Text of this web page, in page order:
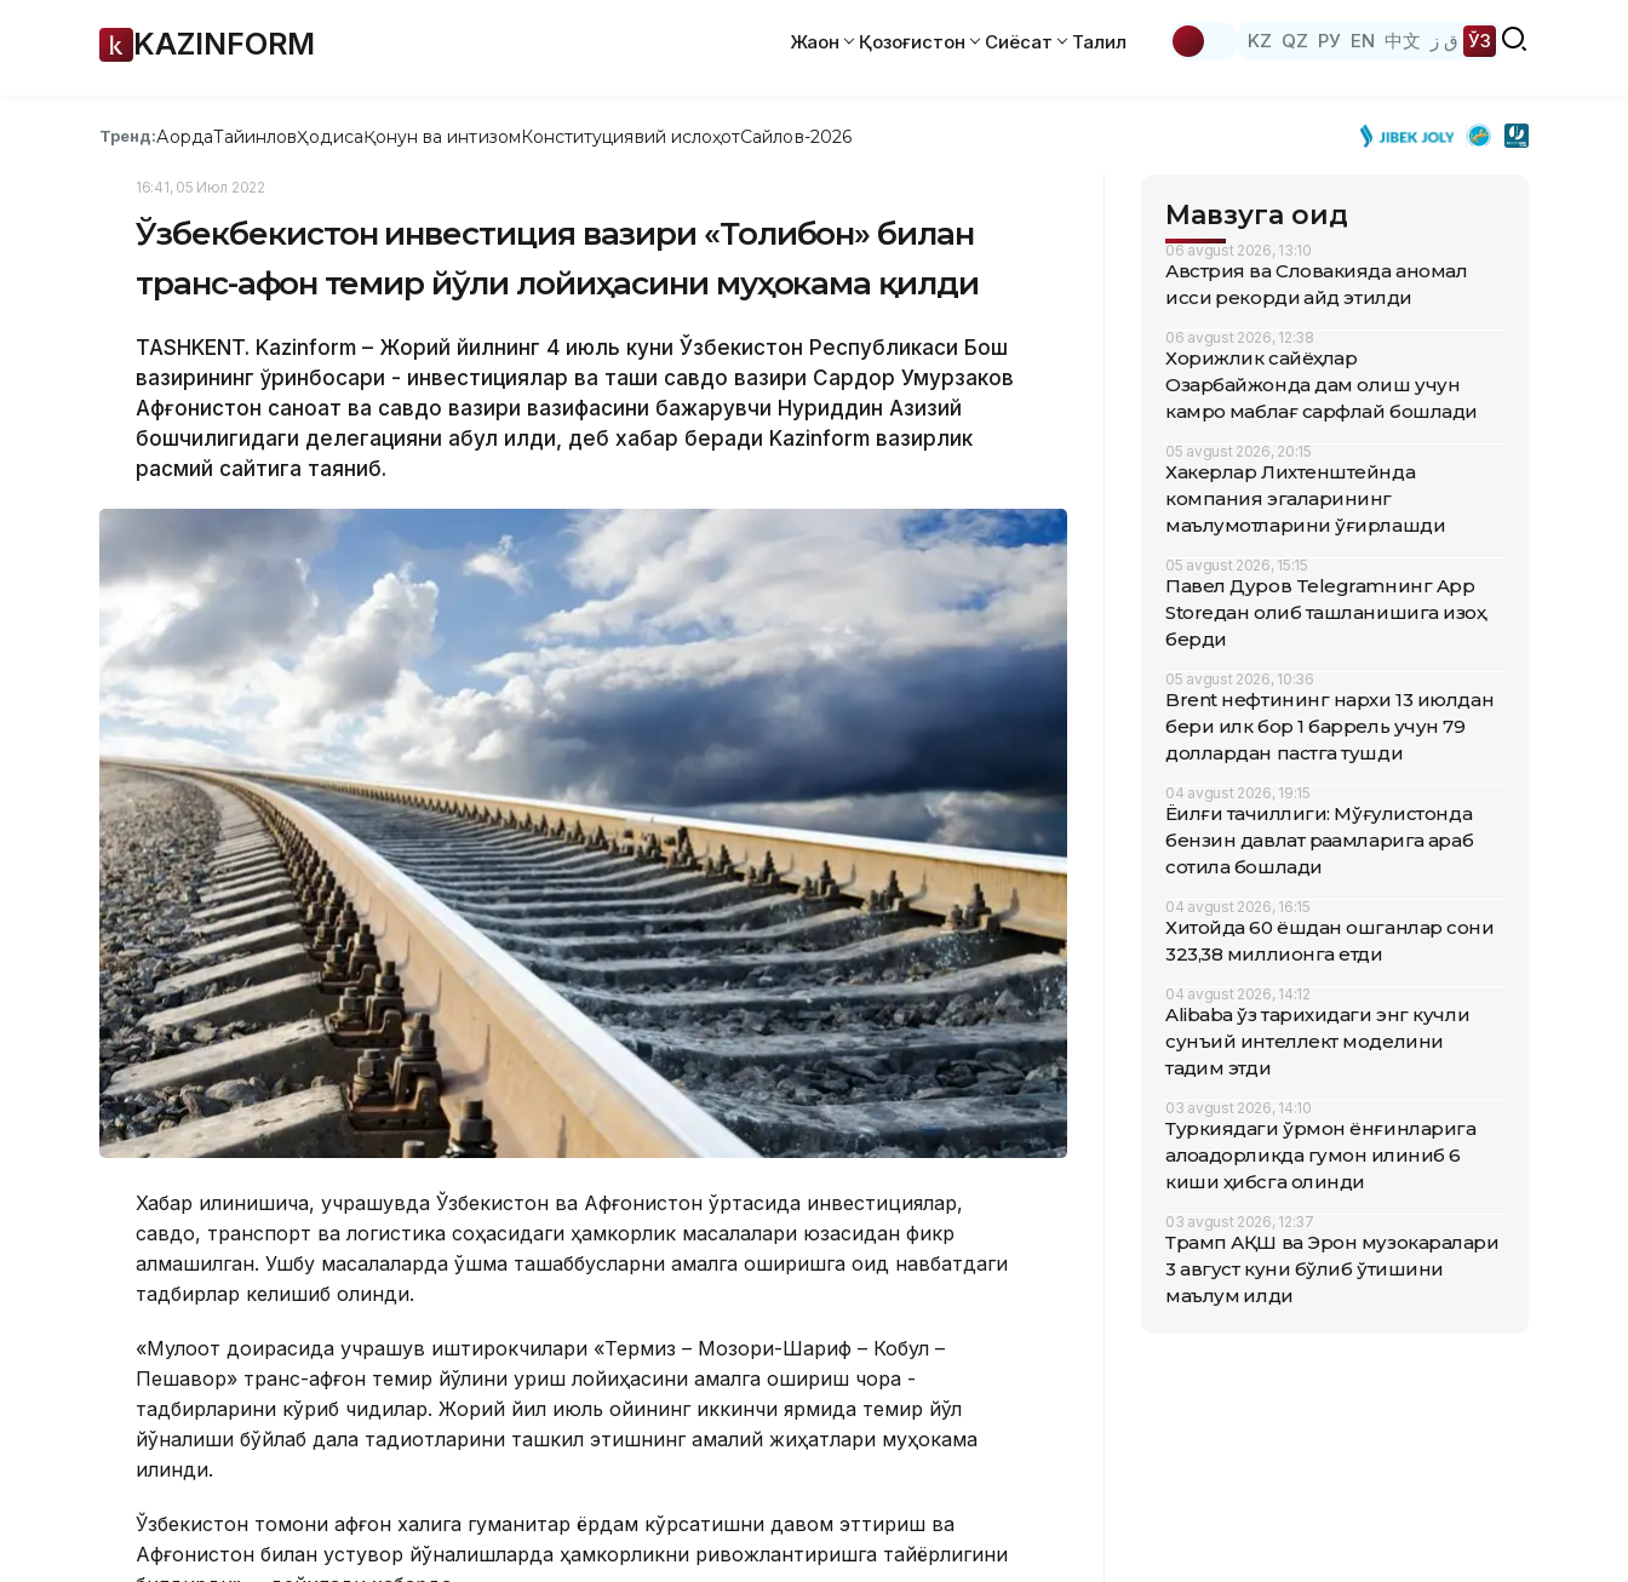
KAZINFORM Жаҳон Қозоғистон Сиёсат Таҳлил KZ QZ РУ EN 中文 ق ز ЎЗ
Тренд:АқордаТайинловҲодисаҚонун ва интизомКонституциявий ислоҳотСайлов-2026
16:41, 05 Июл 2022
Ўзбекбекистон инвестиция вазири «Толибон» билан
транс-афғон темир йўли лойиҳасини муҳокама қилди
TASHKENT. Kazinform – Жорий йилнинг 4 июль куни Ўзбекистон Республикаси Бош
вазирининг ўринбосари - инвестициялар ва ташқи савдо вазири Сардор Умурзаков
Афғонистон саноат ва савдо вазири вазифасини бажарувчи Нуриддин Азизий
бошчилигидаги делегацияни қабул қилди, деб хабар беради Kazinform вазирлик
расмий сайтига таяниб.
Хабар қилинишича, учрашувда Ўзбекистон ва Афғонистон ўртасида инвестициялар,
савдо, транспорт ва логистика соҳасидаги ҳамкорлик масалалари юзасидан фикр
алмашилган. Ушбу масалаларда қўшма ташаббусларни амалга оширишга оид навбатдаги
тадбирлар келишиб олинди.
«Мулоқот доирасида учрашув иштирокчилари «Термиз – Мозори-Шариф – Кобул –
Пешавор» транс-афғон темир йўлини қуриш лойиҳасини амалга ошириш чора -
тадбирларини кўриб чиқдилар. Жорий йил июль ойининг иккинчи ярмида темир йўл
йўналиши бўйлаб дала тадқиқотларини ташкил этишнинг амалий жиҳатлари муҳокама
қилинди.
Ўзбекистон томони афғон халқига гуманитар ёрдам кўрсатишни давом эттириш ва
Афғонистон билан устувор йўналишларда ҳамкорликни ривожлантиришга тайёрлигини
Мавзуга оид
06 avgust 2026, 13:10
Австрия ва Словакияда аномал
иссиқ рекорди қайд этилди
06 avgust 2026, 12:38
Хорижлик сайёҳлар
Озарбайжонда дам олиш учун
камроқ маблағ сарфлай бошлади
05 avgust 2026, 20:15
Хакерлар Лихтенштейнда
компания эгаларининг
маълумотларини ўғирлашди
05 avgust 2026, 15:15
Павел Дуров Telegramнинг App
Storeдан олиб ташланишига изоҳ
берди
05 avgust 2026, 10:36
Brent нефтининг нархи 13 июлдан
бери илк бор 1 баррель учун 79
доллардан пастга тушди
04 avgust 2026, 19:15
Ёқилғи тақчиллиги: Мўғулистонда
бензин давлат рақамларига қараб
сотила бошлади
04 avgust 2026, 16:15
Хитойда 60 ёшдан ошганлар сони
323,38 миллионга етди
04 avgust 2026, 14:12
Alibaba ўз тарихидаги энг кучли
сунъий интеллект моделини
тақдим этди
03 avgust 2026, 14:10
Туркиядаги ўрмон ёнғинларига
алоқадорликда гумон қилиниб 6
киши ҳибсга олинди
03 avgust 2026, 12:37
Трамп АҚШ ва Эрон музокаралари
3 август куни бўлиб ўтишини
маълум қилди